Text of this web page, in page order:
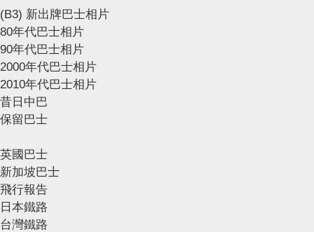
(B3) 新出牌巴士相片
80年代巴士相片
90年代巴士相片
2000年代巴士相片
2010年代巴士相片
昔日中巴
保留巴士
英國巴士
新加坡巴士
飛行報告
日本鐵路
台灣鐵路